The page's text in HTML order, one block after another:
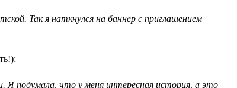
Так я наткнулся на баннер с приглашением
Я подумала, что у меня интересная история, а это